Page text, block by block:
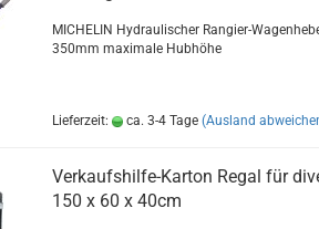
MI­CHE­LIN Hy­drau­li­scher Rangier-​
350mm ma­xi­ma­le Hub­hö­he
Lieferzeit: ca. 3-4 Tage (Ausland
Verkaufshilfe-​​Kar­ton Regal für
150 x 60 x 40cm